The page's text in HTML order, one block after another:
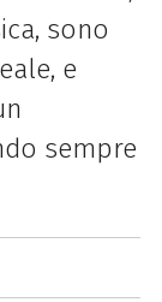
sono
e
sempre